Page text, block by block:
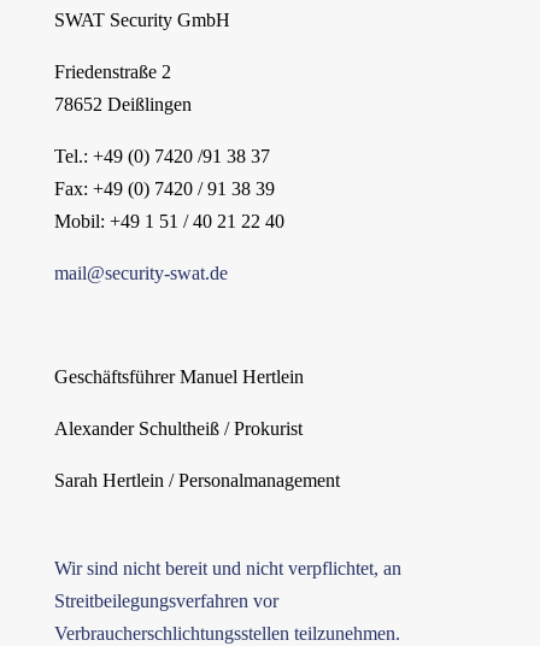
SWAT Security GmbH
Friedenstraße 2
78652 Deißlingen
Tel.: +49 (0) 7420 /91 38 37
Fax: +49 (0) 7420 / 91 38 39
Mobil: +49 1 51 / 40 21 22 40
mail@security-swat.de
Geschäftsführer Manuel Hertlein
Alexander Schultheiß / Prokurist
Sarah Hertlein / Personalmanagement
Wir sind nicht bereit und nicht verpflichtet, an
Streitbeilegungsverfahren vor
Verbraucherschlichtungsstellen teilzunehmen.